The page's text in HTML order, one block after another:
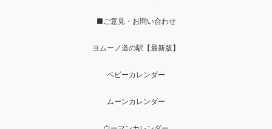
■ご意見・お問い合わせ
ヨムーノ道の駅【最新版】
ベビーカレンダー
ムーンカレンダー